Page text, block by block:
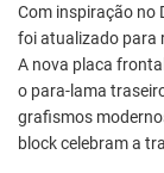
Com inspiração no
foi atualizado para
A nova placa
o para-lama
grafismos
block celebram a